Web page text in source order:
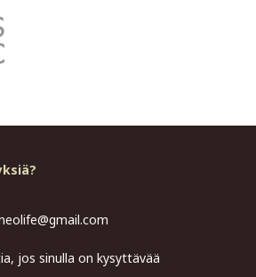
jos sinulla on kysyttävää